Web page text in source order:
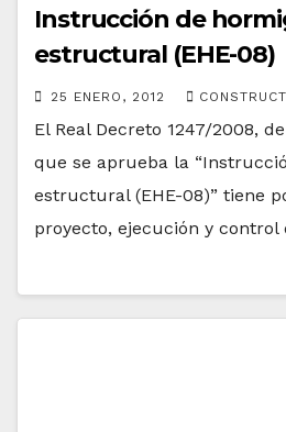
Instrucción de
estructural (EHE-08)
25 ENERO, 2012
El Real Decreto 1247/2008,
que se aprueba la
estructural (EHE-08)” tiene
proyecto, ejecución y control